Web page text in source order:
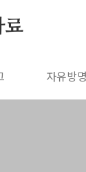
료
자유방